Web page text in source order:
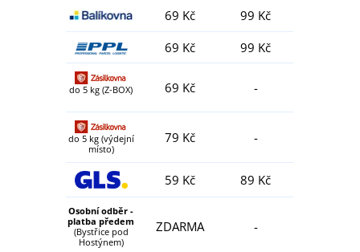
69 Kč
99 Kč
69 Kč
99 Kč
do 5 kg (Z-BOX) 69 Kč -
do 5 kg (výdejní
místo)
79 Kč -
59 Kč 89 Kč
Osobní odběr -
platba předem
(Bystřice pod
Hostýnem)
ZDARMA -